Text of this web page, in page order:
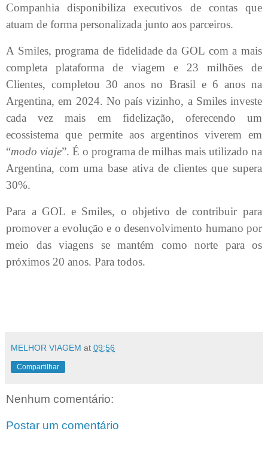
Companhia disponibiliza executivos de contas que
atuam de forma personalizada junto aos parceiros.
A Smiles, programa de fidelidade da GOL com a mais
completa plataforma de viagem e 23 milhões de
Clientes, completou 30 anos no Brasil e 6 anos na
Argentina, em 2024. No país vizinho, a Smiles investe
cada vez mais em fidelização, oferecendo um
ecossistema que permite aos argentinos viverem em
“modo viaje”. É o programa de milhas mais utilizado na
Argentina, com uma base ativa de clientes que supera
30%.
Para a GOL e Smiles, o objetivo de contribuir para
promover a evolução e o desenvolvimento humano por
meio das viagens se mantém como norte para os
próximos 20 anos. Para todos.
MELHOR VIAGEM at 09:56
Compartilhar
Nenhum comentário:
Postar um comentário